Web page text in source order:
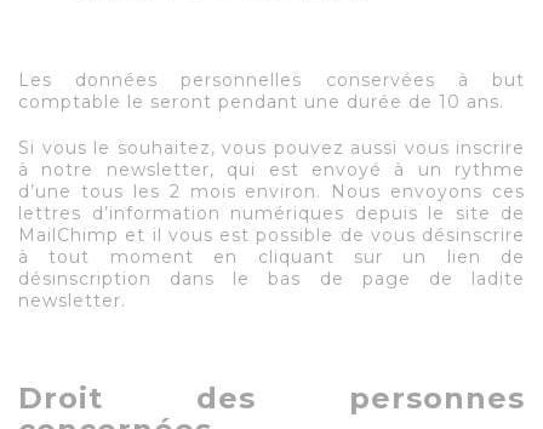
Les données personnelles conservées à but
comptable le seront pendant une durée de 10 ans.
Si vous le souhaitez, vous pouvez aussi vous inscrire
à notre newsletter, qui est envoyé à un rythme
d’une tous les 2 mois environ. Nous envoyons ces
lettres d’information numériques depuis le site de
MailChimp et il vous est possible de vous désinscrire
à tout moment en cliquant sur un lien de
désinscription dans le bas de page de ladite
newsletter.
Droit des personnes